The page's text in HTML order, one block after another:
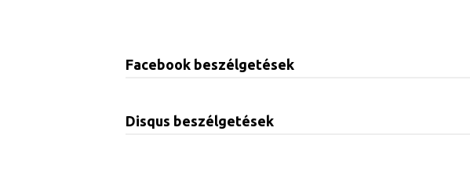
Facebook beszélgetések
Disqus beszélgetések